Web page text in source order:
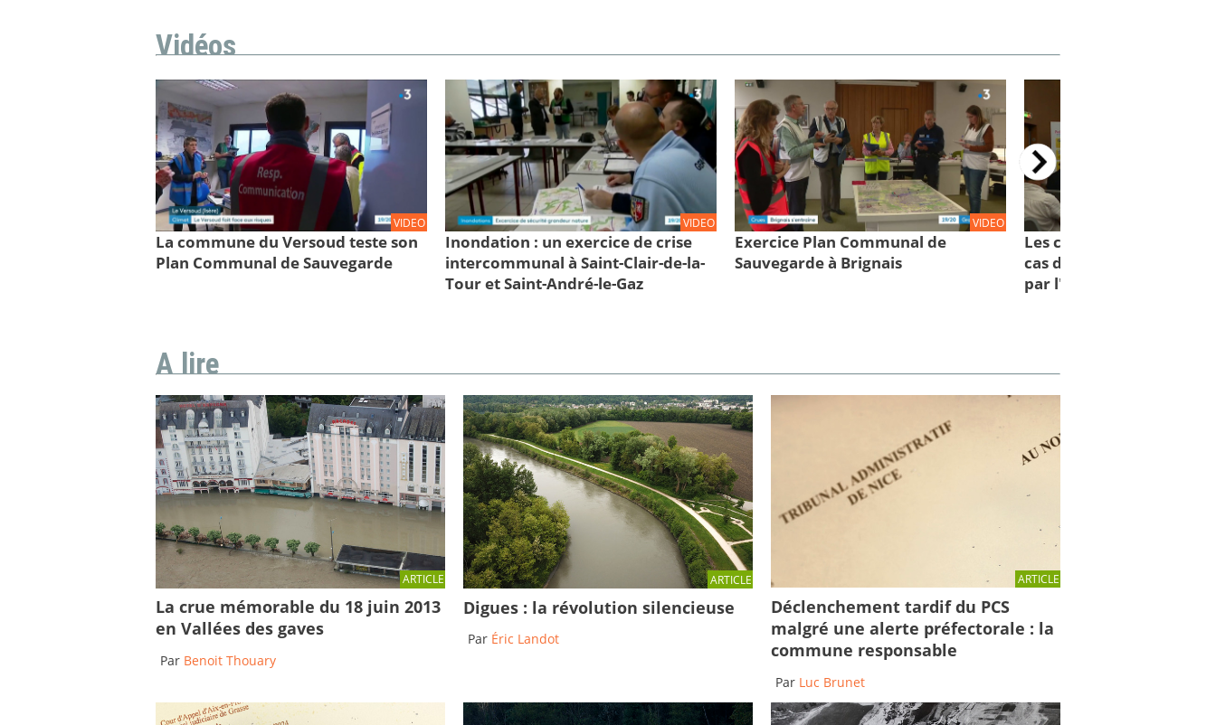
Vidéos
VIDEO
La commune du Versoud teste son
Plan Communal de Sauvegarde
VIDEO
Inondation : un exercice de crise
intercommunal à Saint-Clair-de-la-
Tour et Saint-André-le-Gaz
VIDEO
Exercice Plan Communal de
Sauvegarde à Brignais
Les comportements à
cas d'inondations : des
par l'IRMa et la mission
A lire
ARTICLE
La crue mémorable du 18 juin 2013
en Vallées des gaves
Par Benoit Thouary
ARTICLE
Digues : la révolution silencieuse
Par Éric Landot
ARTICLE
Déclenchement tardif du PCS
malgré une alerte préfectorale : la
commune responsable
Par Luc Brunet